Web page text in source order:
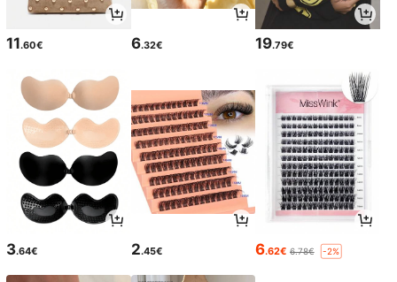
11.60€ 6.32€ 19.79€
3.64€ 2.45€ 6.62€ 6.78€ -2%